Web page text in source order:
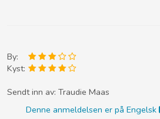
By:
Kyst:
Sendt inn av: Traudie Maas
Denne anmeldelsen er på Engelsk